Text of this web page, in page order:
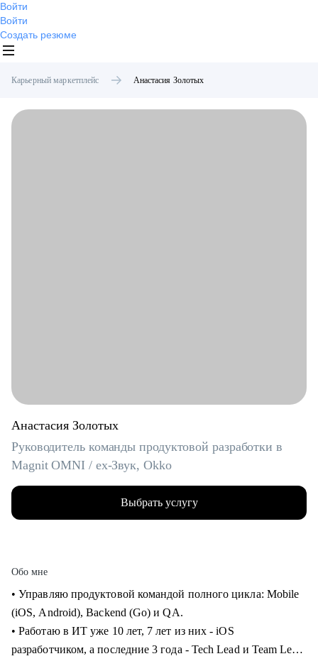
Войти
Войти
Создать резюме
Карьерный маркетплейс Анастасия Золотых
Анастасия Золотых
Руководитель команды продуктовой разработки в
Magnit OMNI / ex-Звук, Okko
Выбрать услугу
Обо мне
• Управляю продуктовой командой полного цикла: Mobile
(iOS, Android), Backend (Go) и QA.
• Работаю в ИТ уже 10 лет, 7 лет из них - iOS
разработчиком, а последние 3 года - Tech Lead и Team Lead.